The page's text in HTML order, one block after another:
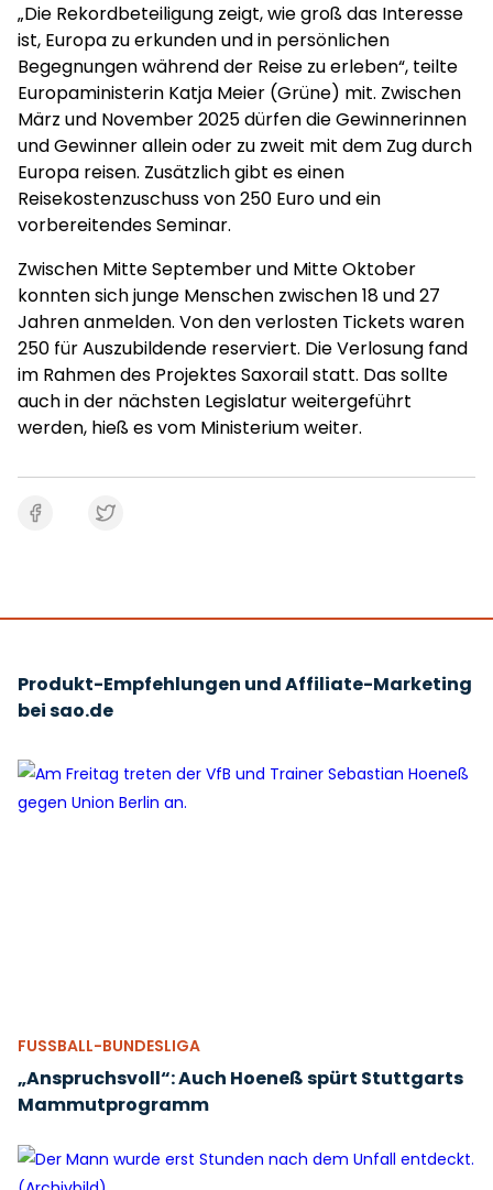
„Die Rekordbeteiligung zeigt, wie groß das Interesse
ist, Europa zu erkunden und in persönlichen
Begegnungen während der Reise zu erleben“, teilte
Europaministerin Katja Meier (Grüne) mit. Zwischen
März und November 2025 dürfen die Gewinnerinnen
und Gewinner allein oder zu zweit mit dem Zug durch
Europa reisen. Zusätzlich gibt es einen
Reisekostenzuschuss von 250 Euro und ein
vorbereitendes Seminar.
Zwischen Mitte September und Mitte Oktober
konnten sich junge Menschen zwischen 18 und 27
Jahren anmelden. Von den verlosten Tickets waren
250 für Auszubildende reserviert. Die Verlosung fand
im Rahmen des Projektes Saxorail statt. Das sollte
auch in der nächsten Legislatur weitergeführt
werden, hieß es vom Ministerium weiter.
Produkt-Empfehlungen und Affiliate-Marketing
bei sao.de
FUSSBALL-BUNDESLIGA
„Anspruchsvoll“: Auch Hoeneß spürt Stuttgarts
Mammutprogramm